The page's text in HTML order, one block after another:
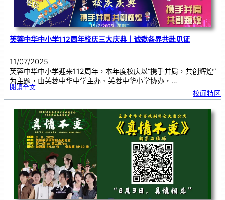
芙蓉中华中小学112周年校庆三大庆典｜诚邀各界共赴见证
11/07/2025
芙蓉中华中小学迎来112周年，本年度校庆以“携手并肩，共创辉煌”
为主题，由芙蓉中华中学主办、芙蓉中华小学协办，…
閱讀全文:芙
华
小
学
11
2
周
年
校
庆
三
大
庆
典
邀
各
界
共
赴
见
证
校闻特区